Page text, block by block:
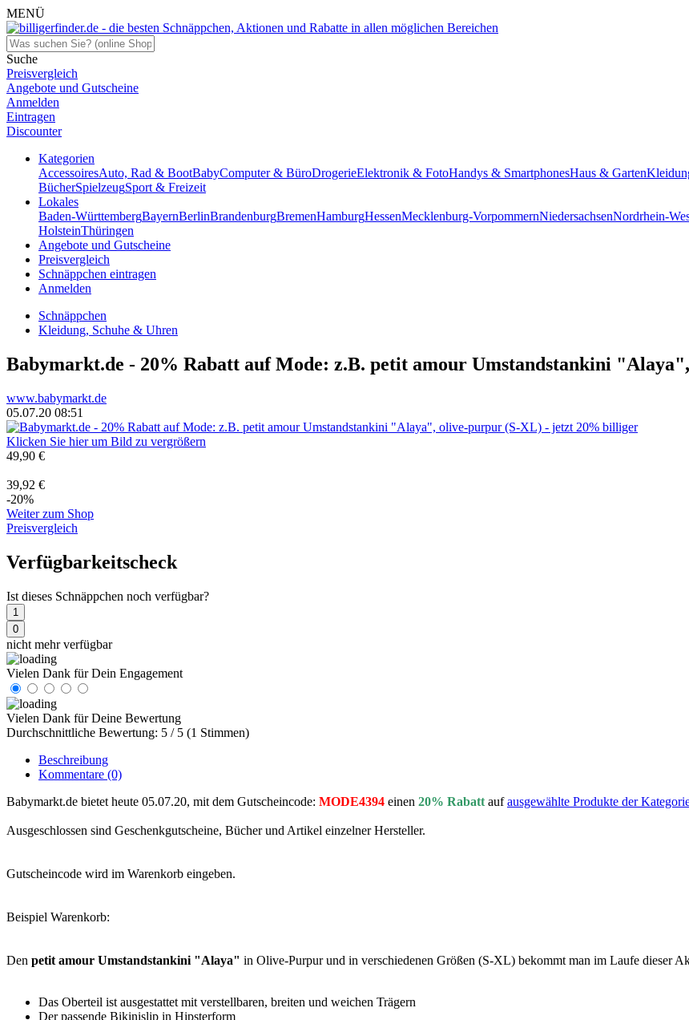
MENÜ
Suche
Preisvergleich
Angebote und Gutscheine
Anmelden
Eintragen
Discounter
Kategorien
AccessoiresAuto, Rad & BootBabyComputer & BüroDrogerieElektronik & FotoHandys & SmartphonesHaus & Garten
BücherSpielzeugSport & Freizeit
Lokales
Baden-WürttembergBayernBerlinBrandenburgBremenHamburgHessenMecklenburg-VorpommernNiedersachsenNordrhein-
HolsteinThüringen
Angebote und Gutscheine
Preisvergleich
Schnäppchen eintragen
Anmelden
Schnäppchen
Kleidung, Schuhe & Uhren
Babymarkt.de - 20% Rabatt auf Mode: z.B. petit amour Umstandstankini
www.babymarkt.de
05.07.20 08:51
Klicken Sie hier um Bild zu vergrößern
49,90 €
39,92 €
-20%
Weiter zum Shop
Preisvergleich
Verfügbarkeitscheck
Ist dieses Schnäppchen noch verfügbar?
1
0
nicht mehr verfügbar
Vielen Dank für Dein Engagement
Vielen Dank für Deine Bewertung
Durchschnittliche Bewertung: 5 / 5 (1 Stimmen)
Beschreibung
Kommentare (0)
Babymarkt.de bietet heute 05.07.20, mit dem Gutscheincode: MODE4394 einen 20% Rabatt aufausgewählte Produkte der
Ausgeschlossen sind Geschenkgutscheine, Bücher und Artikel einzelner Hersteller.
Gutscheincode wird im Warenkorb eingeben.
Beispiel Warenkorb:
Den petit amour Umstandstankini "Alaya" in Olive-Purpur und in verschiedenen Größen (S-XL) bekommt man im Laufe dieser
Das Oberteil ist ausgestattet mit verstellbaren, breiten und weichen Trägern
Der passende Bikinislip in Hipsterform